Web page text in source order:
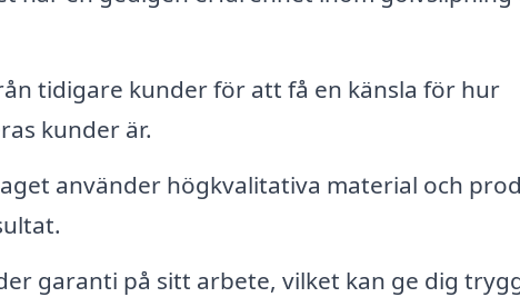
tidigare kunder för att få en känsla för hur
kunder är.
använder högkvalitativa material och
garanti på sitt arbete, vilket kan ge dig